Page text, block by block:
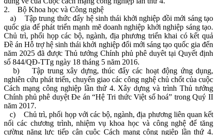
2. Bộ Khoa học và Công nghệ
a) Tập trung thức đẩy hệ sinh thái khởi nghiệp đồi mới sáng tạo
quốc gia để phát triển mạnh mẽ doanh nghiệp khởi nghiệp sáng tạo.
Chủ trì, phối họp các bộ, ngành, địa phương triển khai có kết quả
Đề án Hỗ trợ hệ sinh thái khởi nghiệp đổi mới sáng tạo quốc gia đến
năm 2025 đã được Thủ tướng Chính phủ phê duyêt tại Quyết định
số 844/QĐ-TTg ngày 18 tháng 5 năm 2016.
b) Tập trung xây dựng, thúc đẩy các hoạt động ứng dụng,
nghiên cứu phát triển, chuyển giao các công nghệ chủ chốt của cuộc
Cách mạng công nghiệp lần thứ 4. Xây dựng và trình Thủ tướng
Chính phủ phê duyệt Đe án “Hệ Tri thức Việt số hoá” trong Quý II
năm 2017.
c) Chủ trì, phối họp với các bộ, ngành, địa phương liên quan kết
nối các chương trình, nhiệm vụ khoa học và công nghệ để tăng
cường năng lực tiếp cận cuộc Cách mạng công ngiệp lần thứ 4.